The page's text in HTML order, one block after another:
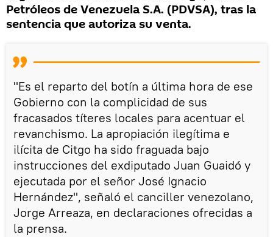
Petróleos de Venezuela S.A. (PDVSA), tras la
sentencia que autoriza su venta.
"Es el reparto del botín a última hora de ese
Gobierno con la complicidad de sus
fracasados títeres locales para acentuar el
revanchismo. La apropiación ilegítima e
ilícita de Citgo ha sido fraguada bajo
instrucciones del exdiputado Juan Guaidó y
ejecutada por el señor José Ignacio
Hernández", señaló el canciller venezolano,
Jorge Arreaza, en declaraciones ofrecidas a
la prensa.